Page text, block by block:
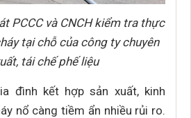
PCCC và CNCH kiểm tra thực
tại chỗ của công ty chuyên
tái chế phế liệu
đình kết hợp sản xuất, kinh
nổ càng tiềm ẩn nhiều rủi ro.